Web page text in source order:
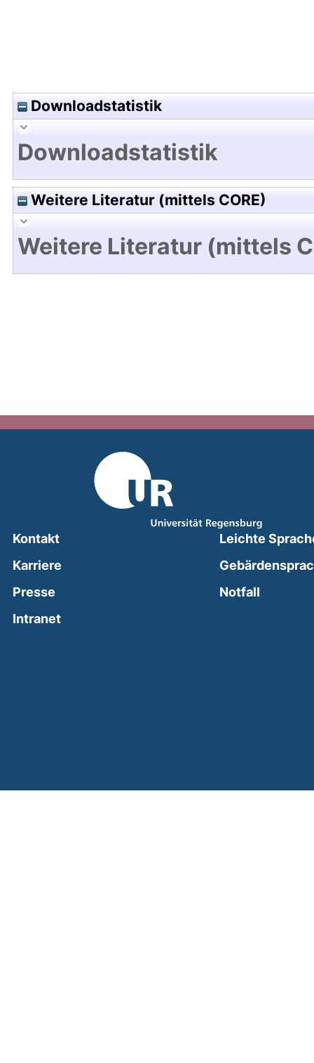
Downloadstatistik
Downloadstatistik
Weitere Literatur (mittels CORE)
Weitere Literatur (mittels
Kontakt
Karriere
Presse
Intranet(external link, opens in a new window)
Leichte
Notfall